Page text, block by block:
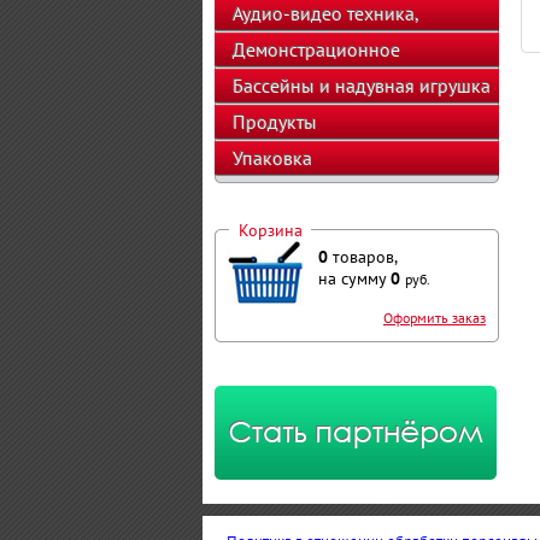
Аудио-видео техника,
телефоны, калькуляторы
Демонстрационное
оборудование
Бассейны и надувная игрушка
Продукты
Упаковка
Корзина
0 товаров,
на сумму0 руб.
Оформить заказ